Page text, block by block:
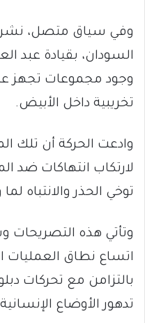
وفي سياق متصل، نشرت
السودان، بقيادة عبد
وجود مجموعات تجهز
تخريبية داخل الأبيض.
وادعت الحركة أن تلك
لارتكاب انتهاكات ضد
توخي الحذر والانتباه
وتأتي هذه
اتساع نطاق العمليات
بالتزامن مع تحركات
تدهور الأوضاع